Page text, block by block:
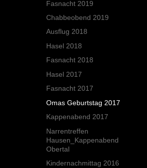
Fasnacht 2019
Chabbeobend 2019
Ausflug 2018
Hasel 2018
Fasnacht 2018
Hasel 2017
Fasnacht 2017
Omas Geburtstag 2017
Kappenabend 2017
Narrentreffen
Hausen_Kappenabend
Obertal
Kindernachmittag 2016